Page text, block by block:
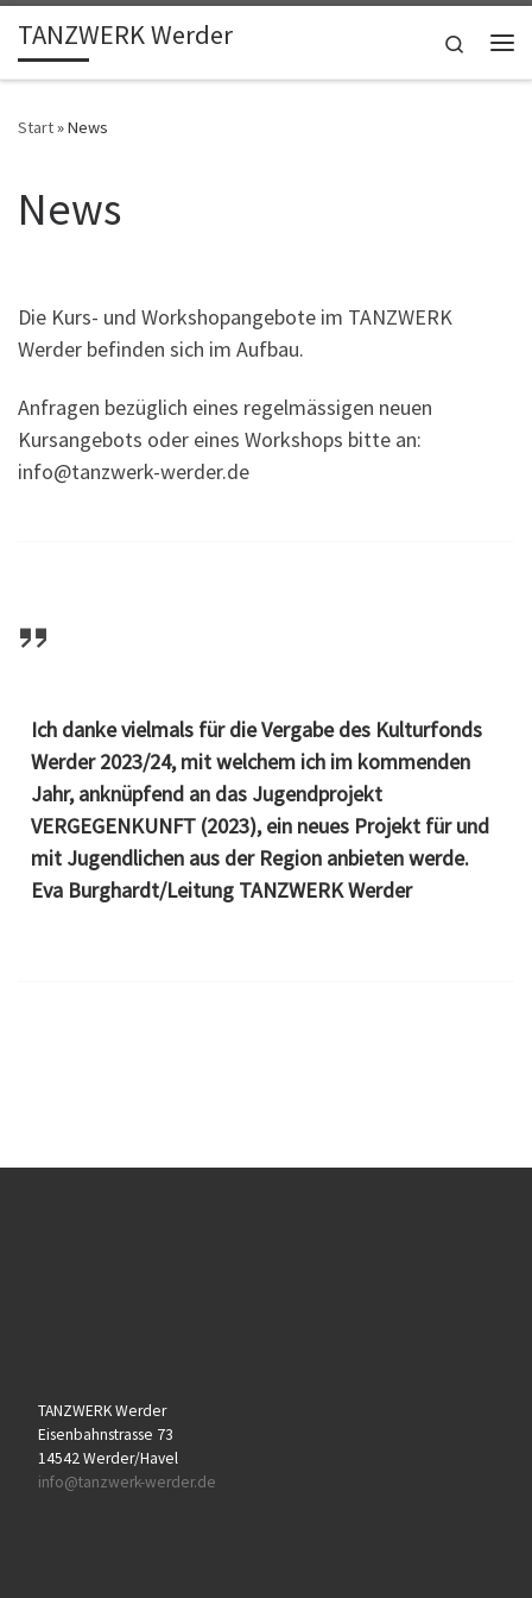
Zum Inhalt springen
TANZWERK Werder
Search
Start»News
News
Die Kurs- und Workshopangebote im TANZWERK
Werder befinden sich im Aufbau.
Anfragen bezüglich eines regelmässigen neuen
Kursangebots oder eines Workshops bitte an:
info@tanzwerk-werder.de
Ich danke vielmals für die Vergabe des Kulturfonds
Werder 2023/24, mit welchem ich im kommenden
Jahr, anknüpfend an das Jugendprojekt
VERGEGENKUNFT (2023), ein neues Projekt für und
mit Jugendlichen aus der Region anbieten werde.
Eva Burghardt/Leitung TANZWERK Werder
TANZWERK Werder
Eisenbahnstrasse 73
14542 Werder/Havel
info@tanzwerk-werder.de